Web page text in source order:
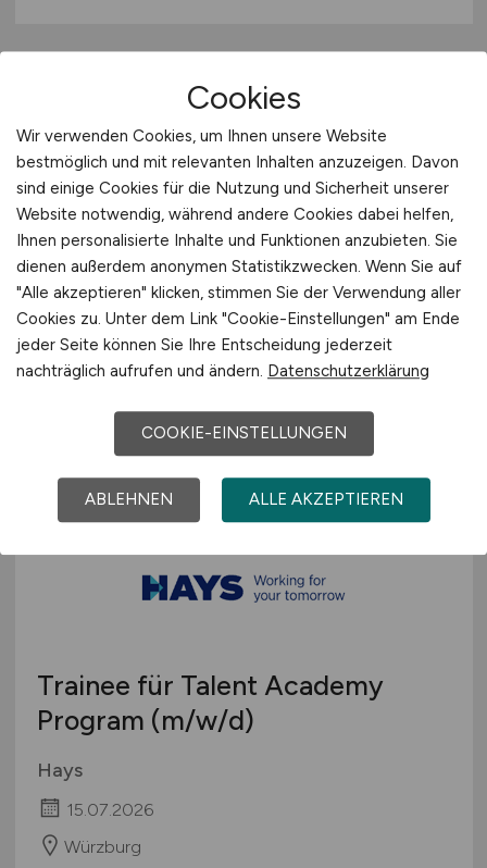
Trainee für die Abteilungen
Compliance/Marktservice und
Revision(m/w/d)
Sparkasse Zollernalb
Trainee für Talent Academy
Program (m/w/d)
Hays
15.07.2026
Würzburg
Cookies
Wir verwenden Cookies, um Ihnen unsere Website
bestmöglich und mit relevanten Inhalten anzuzeigen. Davon
sind einige Cookies für die Nutzung und Sicherheit unserer
Website notwendig, während andere Cookies dabei helfen,
Ihnen personalisierte Inhalte und Funktionen anzubieten. Sie
dienen außerdem anonymen Statistikzwecken. Wenn Sie auf
"Alle akzeptieren" klicken, stimmen Sie der Verwendung aller
Cookies zu. Unter dem Link "Cookie-Einstellungen" am Ende
jeder Seite können Sie Ihre Entscheidung jederzeit
nachträglich aufrufen und ändern. Datenschutzerklärung
COOKIE-EINSTELLUNGEN
ABLEHNEN ALLE AKZEPTIEREN